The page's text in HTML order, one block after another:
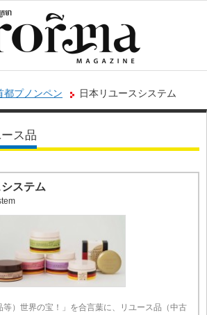
都プノンペン 日本リユースシステム
ス品
ステム
等）世界の宝！」を合言葉に、リユース品（中古